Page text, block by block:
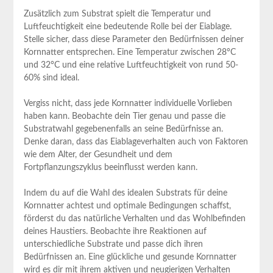
Zusätzlich zum Substrat spielt die Temperatur und
Luftfeuchtigkeit eine bedeutende Rolle bei der Eiablage.
Stelle sicher, dass diese Parameter den Bedürfnissen deiner
Kornnatter entsprechen. Eine Temperatur zwischen 28°C
und 32°C und eine relative Luftfeuchtigkeit von rund 50-
60% sind ideal.
Vergiss nicht, dass jede Kornnatter individuelle Vorlieben
haben kann. Beobachte dein Tier genau und passe die
Substratwahl gegebenenfalls an seine Bedürfnisse an.
Denke daran, dass das Eiablageverhalten auch von Faktoren
wie dem Alter, der Gesundheit und dem
Fortpflanzungszyklus beeinflusst werden kann.
Indem du auf die Wahl des idealen Substrats für deine
Kornnatter achtest und optimale Bedingungen schaffst,
förderst du das natürliche Verhalten und das Wohlbefinden
deines Haustiers. Beobachte ihre Reaktionen auf
unterschiedliche Substrate und passe dich ihren
Bedürfnissen an. Eine glückliche und gesunde Kornnatter
wird es dir mit ihrem aktiven und neugierigen Verhalten